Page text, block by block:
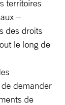
territoires
–
des droits
le long de
demander
de